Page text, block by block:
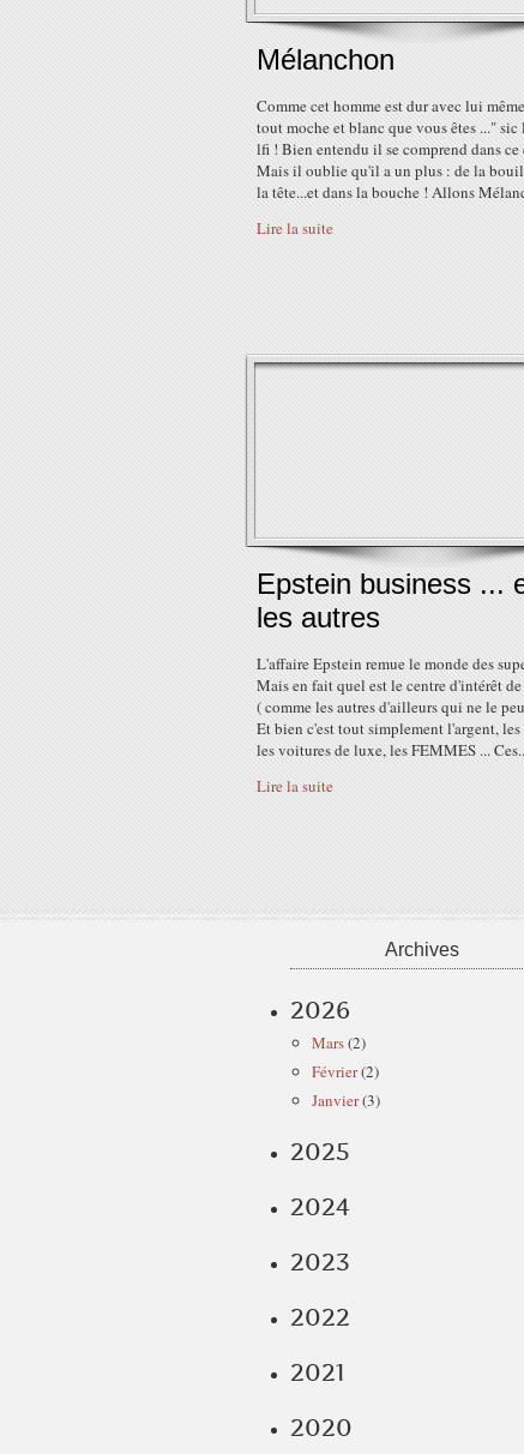
Mélanchon
Comme cet homme est dur avec lui
tout moche et blanc que vous êtes ..." sic
lfi ! Bien entendu il se comprend dans ce
Mais il oublie qu'il a un plus : de la
la tête...et dans la bouche ! Allons
Lire la suite
Epstein business ...
les autres
L'affaire Epstein remue le monde des
Mais en fait quel est le centre d'intérêt de
( comme les autres d'ailleurs qui ne le
Et bien c'est tout simplement l'argent, les
les voitures de luxe, les FEMMES ...
Lire la suite
Archives
2026
Mars(2)
Février(2)
Janvier(3)
2025
2024
2023
2022
2021
2020